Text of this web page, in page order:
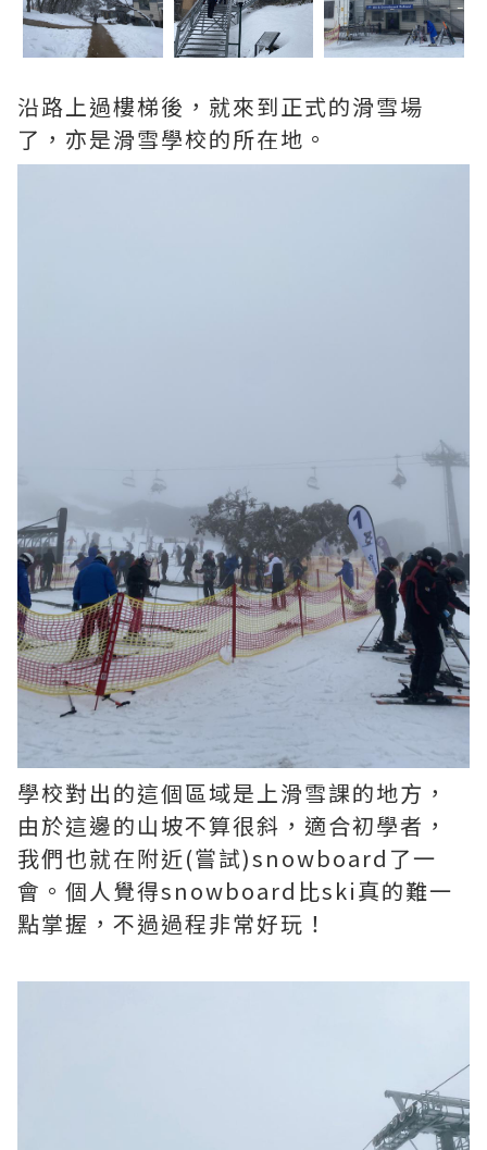
沿路上過樓梯後，就來到正式的滑雪場
了，亦是滑雪學校的所在地。
學校對出的這個區域是上滑雪課的地方，
由於這邊的山坡不算很斜，適合初學者，
我們也就在附近(嘗試)snowboard了一
會。個人覺得snowboard比ski真的難一
點掌握，不過過程非常好玩！